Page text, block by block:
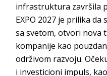
infrastruktura završila
EXPO 2027 je prilika
sa svetom, otvori nova
kompanije kao
održivom razvoju.
i investicioni impuls,